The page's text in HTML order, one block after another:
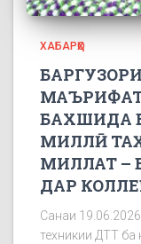
ХАБАРҲО
БАХШИДА
МИЛЛӢ
МИЛЛАТ –
ДАР
Санаи
техникии ДТТ